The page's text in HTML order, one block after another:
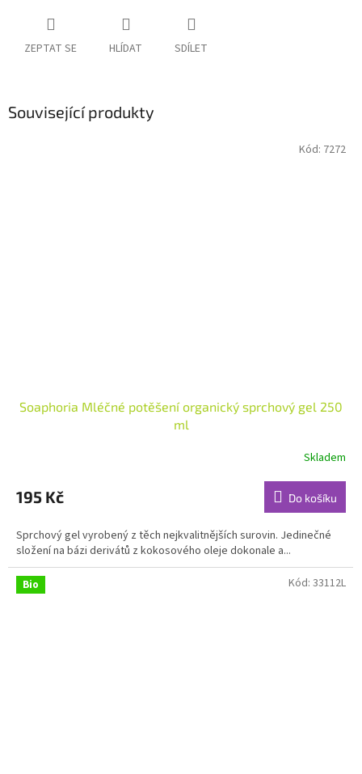
ZEPTAT SE HLÍDAT SDÍLET
Související produkty
Soaphoria Mléčné potěšení organický sprchový gel 250
ml
produktu
je
z
5
hvězdiček.
Skladem
195 Kč Do košíku
Sprchový gel vyrobený z těch nejkvalitnějších surovin. Jedinečné
složení na bázi derivátů z kokosového oleje dokonale a...
Kód: 7272
Bio Kód: 33112L